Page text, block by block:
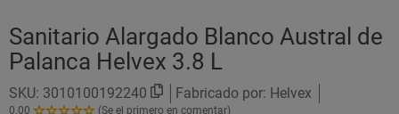
Sanitario Alargado Blanco Austral de
Palanca Helvex 3.8 L
SKU: 3010100192240 Fabricado por: Helvex
0.00 (Se el primero en comentar)